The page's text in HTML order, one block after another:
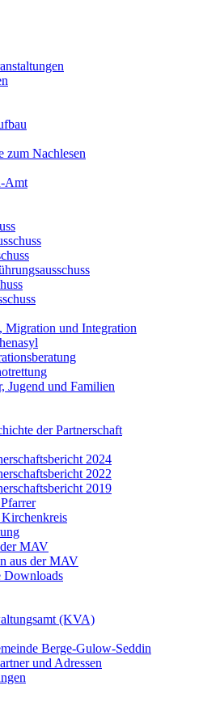
zum Nachlesen
Amt
Migration und Integration
Jugend und Familien
der Partnerschaft
2024
2022
2019
MAV
aus der MAV
Downloads
(KVA)
Berge-Gulow-Seddin
und Adressen